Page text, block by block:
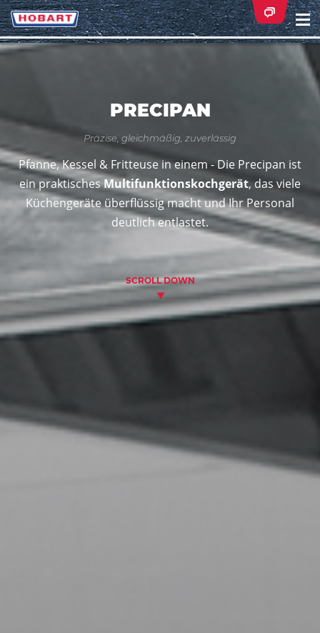
PRECIPAN
Präzise, gleichmäßig, zuverlässig
Pfanne, Kessel & Fritteuse in einem - Die Precipan ist
ein praktischesMultifunktionskochgerät, das viele
Küchengeräte überflüssig macht und Ihr Personal
deutlich entlastet.
SCROLL DOWN